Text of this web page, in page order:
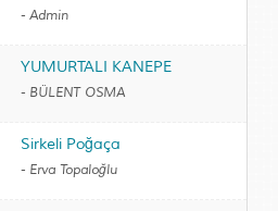
- Admin
YUMURTALI KANEPE
- BÜLENT OSMA
Sirkeli Poğaça
- Erva Topaloğlu